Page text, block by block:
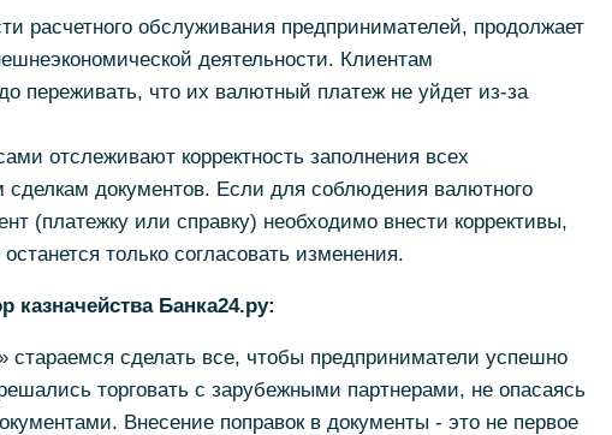
расчетного обслуживания предпринимателей, продолжает
деятельности. Клиентам
переживать, что их валютный платеж не уйдет из-за
отслеживают корректность заполнения всех
документов. Если для соблюдения валютного
(платежку или справку) необходимо внести коррективы,
только согласовать изменения.
Банка24.ру:
стараемся сделать все, чтобы предприниматели успешно
торговать с зарубежными партнерами, не опасаясь
Внесение поправок в документы - это не первое